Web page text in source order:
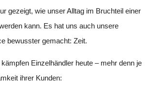
gezeigt, wie unser Alltag im Bruchteil einer
kann. Es hat uns auch unsere
bewusster gemacht: Zeit.
Einzelhändler heute – mehr denn je
ihrer Kunden: